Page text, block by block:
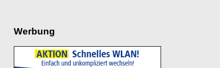
Werbung